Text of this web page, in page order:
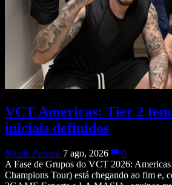
VCT Americas: Tier 2
iniciais definidos
Nicole Pereira 7 ago, 2026
0
A Fase de Grupos do VCT 2026:
Champions Tour) está chegando ao fim e,